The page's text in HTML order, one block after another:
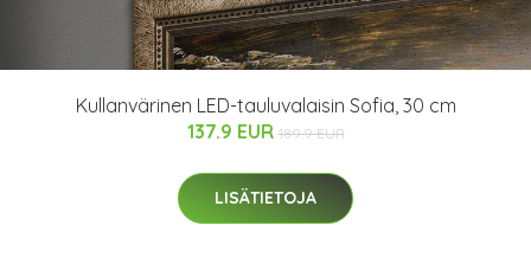
Kullanvärinen LED-tauluvalaisin Sofia, 30 cm
137.9 EUR 189.9 EUR
LISÄTIETOJA